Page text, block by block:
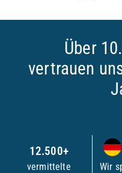
Über
vertrauen
12.500+
vermittelte
Wir